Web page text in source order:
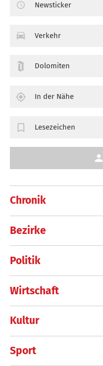
Chronik
Bezirke
Politik
Wirtschaft
Kultur
Sport
Newsticker
Verkehr
Dolomiten
In der Nähe
Lesezeichen